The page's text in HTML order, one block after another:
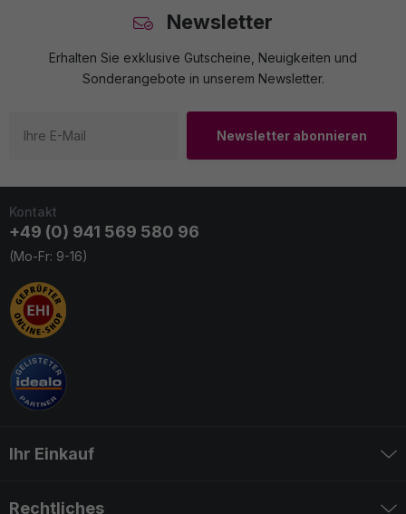
Newsletter
Erhalten Sie exklusive Gutscheine, Neuigkeiten und
Sonderangebote in unserem Newsletter.
Newsletter abonnieren
Kontakt
+49 (0) 941 569 580 96
(Mo-Fr: 9-16)
Ihr Einkauf
Rechtliches